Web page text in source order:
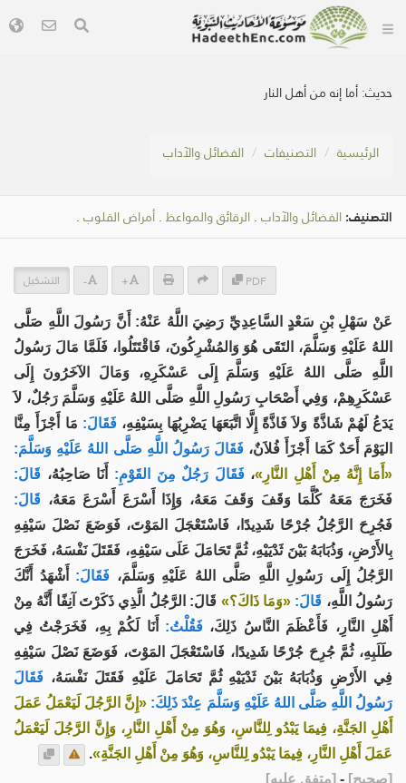
حديث:أما إنه من أهل النار
الرئيسية التصنيفات الفضائل والآداب
التصنيف: الفضائل والآداب . الرقائق والمواعظ . أمراض القلوب .
PDF
+
- التشكيل
عَنْ سَهْلِ بْنِ سَعْدٍ السَّاعِدِيِّ رَضِيَ اللَّهُ عَنْهُ: أَنَّ رَسُولَ اللَّهِ صَلَّى
اللهُ عَلَيْهِ وَسَلَّمَ، التَقَى هُوَ وَالمُشْرِكُونَ، فَاقْتَتَلُوا، فَلَمَّا مَالَ رَسُولُ
اللَّهِ صَلَّى اللهُ عَلَيْهِ وَسَلَّمَ إِلَى عَسْكَرِهِ، وَمَالَ الآخَرُونَ إِلَى
عَسْكَرِهِمْ، وَفِي أَصْحَابِ رَسُولِ اللَّهِ صَلَّى اللهُ عَلَيْهِ وَسَلَّمَ رَجُلٌ، لاَ
يَدَعُ لَهُمْ شَاذَّةً وَلاَ فَاذَّةً إِلَّا اتَّبَعَهَا يَضْرِبُهَا بِسَيْفِهِ، فَقَالَ: مَا أَجْزَأَ مِنَّا
اليَوْمَ أَحَدٌ كَمَا أَجْزَأَ فُلاَنٌ، فَقَالَ رَسُولُ اللَّهِ صَلَّى اللهُ عَلَيْهِ وَسَلَّمَ:
«أَمَا إِنَّهُ مِنْ أَهْلِ النَّارِ»، فَقَالَ رَجُلٌ مِنَ القَوْمِ: أَنَا صَاحِبُهُ، قَالَ:
فَخَرَجَ مَعَهُ كُلَّمَا وَقَفَ وَقَفَ مَعَهُ، وَإِذَا أَسْرَعَ أَسْرَعَ مَعَهُ، قَالَ:
فَجُرِحَ الرَّجُلُ جُرْحًا شَدِيدًا، فَاسْتَعْجَلَ المَوْتَ، فَوَضَعَ نَصْلَ سَيْفِهِ
بِالأَرْضِ، وَذُبَابَهُ بَيْنَ ثَدْيَيْهِ، ثُمَّ تَحَامَلَ عَلَى سَيْفِهِ، فَقَتَلَ نَفْسَهُ، فَخَرَجَ
الرَّجُلُ إِلَى رَسُولِ اللَّهِ صَلَّى اللهُ عَلَيْهِ وَسَلَّمَ، فَقَالَ: أَشْهَدُ أَنَّكَ
رَسُولُ اللَّهِ، قَالَ: «وَمَا ذَاكَ؟» قَالَ: الرَّجُلُ الَّذِي ذَكَرْتَ آنِفًا أَنَّهُ مِنْ
أَهْلِ النَّارِ، فَأَعْظَمَ النَّاسُ ذَلِكَ، فَقُلْتُ: أَنَا لَكُمْ بِهِ، فَخَرَجْتُ فِي
طَلَبِهِ، ثُمَّ جُرِحَ جُرْحًا شَدِيدًا، فَاسْتَعْجَلَ المَوْتَ، فَوَضَعَ نَصْلَ سَيْفِهِ
فِي الأَرْضِ وَذُبَابَهُ بَيْنَ ثَدْيَيْهِ ثُمَّ تَحَامَلَ عَلَيْهِ فَقَتَلَ نَفْسَهُ، فَقَالَ
رَسُولُ اللَّهِ صَلَّى اللهُ عَلَيْهِ وَسَلَّمَ عِنْدَ ذَلِكَ: «إِنَّ الرَّجُلَ لَيَعْمَلُ عَمَلَ
أَهْلِ الجَنَّةِ، فِيمَا يَبْدُو لِلنَّاسِ، وَهُوَ مِنْ أَهْلِ النَّارِ، وَإِنَّ الرَّجُلَ لَيَعْمَلُ
عَمَلَ أَهْلِ النَّارِ، فِيمَا يَبْدُو لِلنَّاسِ، وَهُوَ مِنْ أَهْلِ الجَنَّةِ».
[صحيح]
-
[متفق عليه]